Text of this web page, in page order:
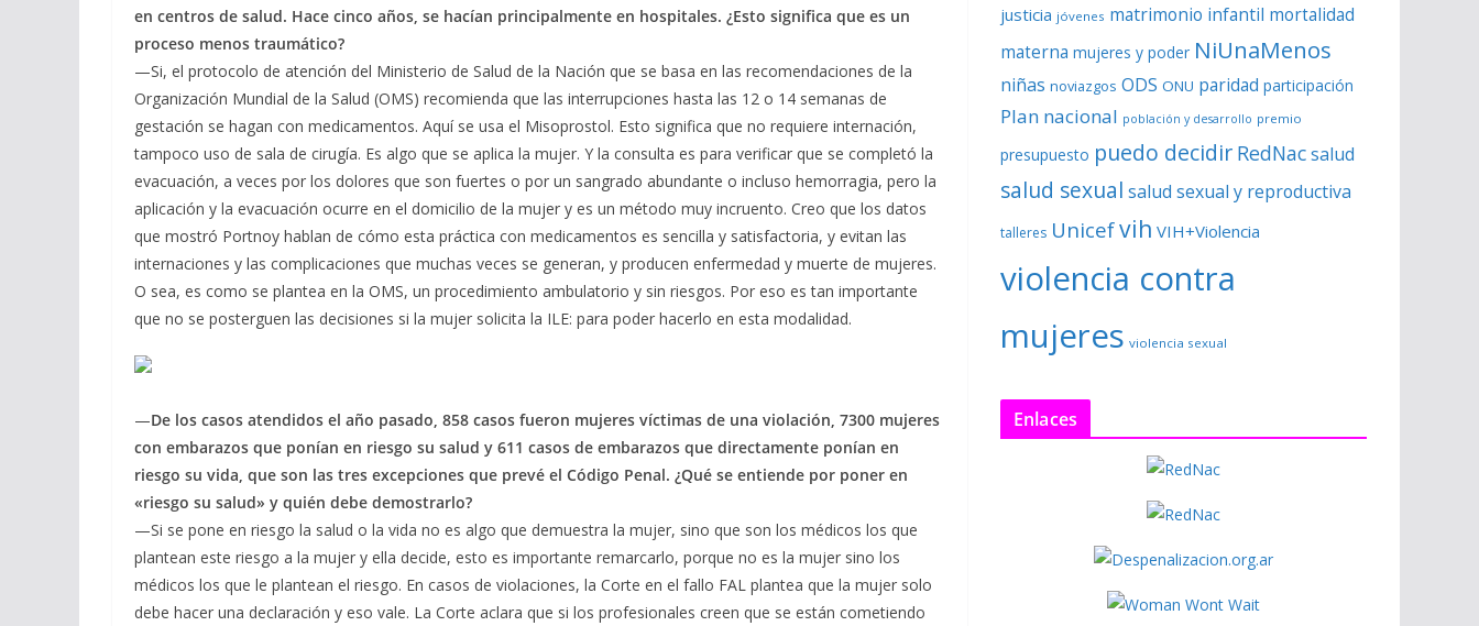
en centros de salud. Hace cinco años, se hacían principalmente en hospitales. ¿Esto significa que es un
proceso menos traumático?
—Si, el protocolo de atención del Ministerio de Salud de la Nación que se basa en las recomendaciones de la
Organización Mundial de la Salud (OMS) recomienda que las interrupciones hasta las 12 o 14 semanas de
gestación se hagan con medicamentos. Aquí se usa el Misoprostol. Esto significa que no requiere internación,
tampoco uso de sala de cirugía. Es algo que se aplica la mujer. Y la consulta es para verificar que se completó la
evacuación, a veces por los dolores que son fuertes o por un sangrado abundante o incluso hemorragia, pero la
aplicación y la evacuación ocurre en el domicilio de la mujer y es un método muy incruento. Creo que los datos
que mostró Portnoy hablan de cómo esta práctica con medicamentos es sencilla y satisfactoria, y evitan las
internaciones y las complicaciones que muchas veces se generan, y producen enfermedad y muerte de mujeres.
O sea, es como se plantea en la OMS, un procedimiento ambulatorio y sin riesgos. Por eso es tan importante
que no se posterguen las decisiones si la mujer solicita la ILE: para poder hacerlo en esta modalidad.
—De los casos atendidos el año pasado, 858 casos fueron mujeres víctimas de una violación, 7300 mujeres
con embarazos que ponían en riesgo su salud y 611 casos de embarazos que directamente ponían en
riesgo su vida, que son las tres excepciones que prevé el Código Penal. ¿Qué se entiende por poner en
«riesgo su salud» y quién debe demostrarlo?
—Si se pone en riesgo la salud o la vida no es algo que demuestra la mujer, sino que son los médicos los que
plantean este riesgo a la mujer y ella decide, esto es importante remarcarlo, porque no es la mujer sino los
médicos los que le plantean el riesgo. En casos de violaciones, la Corte en el fallo FAL plantea que la mujer solo
debe hacer una declaración y eso vale. La Corte aclara que si los profesionales creen que se están cometiendo
justicia jóvenes matrimonio infantil mortalidad
materna mujeres y poder NiUnaMenos
niñas noviazgos ODS ONU paridad participación
Plan nacional población y desarrollo premio
presupuesto puedo decidir RedNacsalud
salud sexual salud sexual y reproductiva
talleres Unicefvih VIH+Violencia
violencia contra
mujeres violencia sexual
Enlaces